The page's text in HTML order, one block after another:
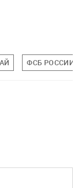
ФСБ РОССИИ